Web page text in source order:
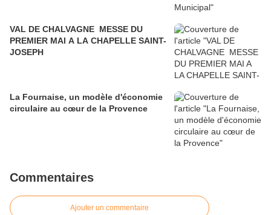
VAL DE CHALVAGNE MESSE DU
PREMIER MAI A LA CHAPELLE SAINT-
JOSEPH
La Fournaise, un modèle d'économie
circulaire au cœur de la Provence
Commentaires
Ajouter un commentaire